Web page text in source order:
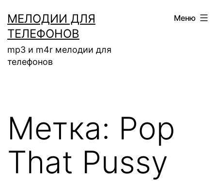
содержимому
МЕЛОДИИ ДЛЯ
ТЕЛЕФОНОВ
mp3 и m4r мелодии для
телефонов
Меню
Метка: Pop
That Pussy